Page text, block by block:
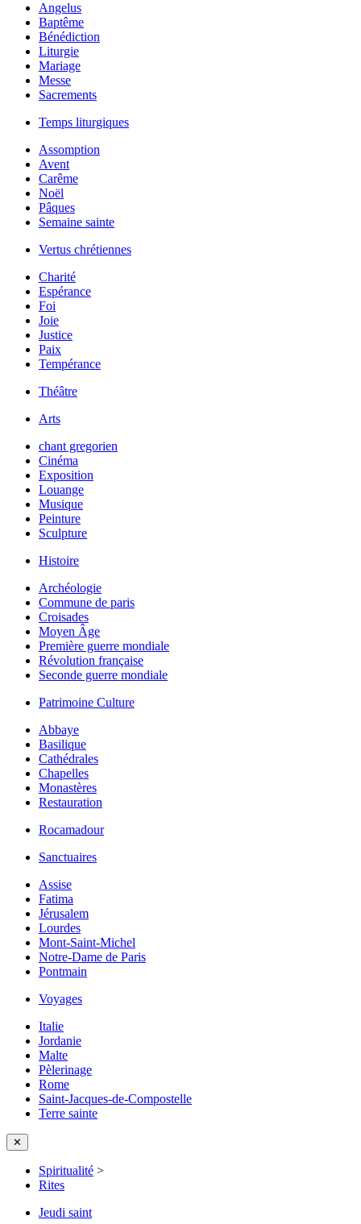
Angelus
Baptême
Bénédiction
Liturgie
Mariage
Messe
Sacrements
Temps liturgiques
Assomption
Avent
Carême
Noël
Pâques
Semaine sainte
Vertus chrétiennes
Charité
Espérance
Foi
Joie
Justice
Paix
Tempérance
Théâtre
Arts
chant gregorien
Cinéma
Exposition
Louange
Musique
Peinture
Sculpture
Histoire
Archéologie
Commune de paris
Croisades
Moyen Âge
Première guerre mondiale
Révolution française
Seconde guerre mondiale
Patrimoine Culture
Abbaye
Basilique
Cathédrales
Chapelles
Monastères
Restauration
Rocamadour
Sanctuaires
Assise
Fatima
Jérusalem
Lourdes
Mont-Saint-Michel
Notre-Dame de Paris
Pontmain
Voyages
Italie
Jordanie
Malte
Pèlerinage
Rome
Saint-Jacques-de-Compostelle
Terre sainte
✕
Spiritualité >
Rites
Jeudi saint